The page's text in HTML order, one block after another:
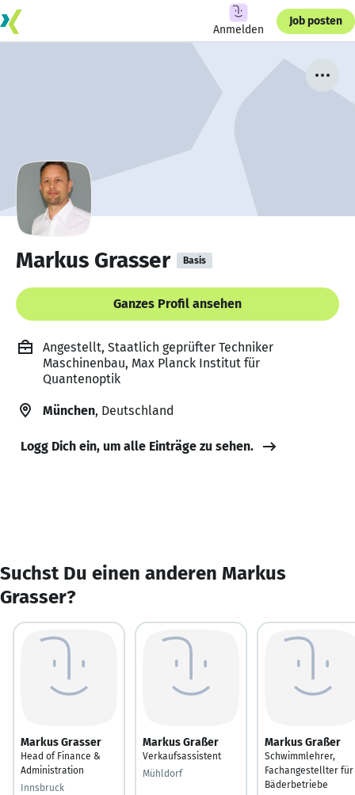
Anmelden
Job posten
Markus Grasser Basis
Ganzes Profil ansehen
Angestellt, Staatlich geprüfter Techniker
Maschinenbau, Max Planck Institut für
Quantenoptik
München, Deutschland
Logg Dich ein, um alle Einträge zu sehen.
Suchst Du einen anderen Markus
Grasser?
Markus Grasser
Head of Finance &
Administration
Innsbruck
Markus Graßer
Verkaufsassistent
Mühldorf
Markus Graßer
Schwimmlehrer,
Fachangestellter für
Bäderbetriebe